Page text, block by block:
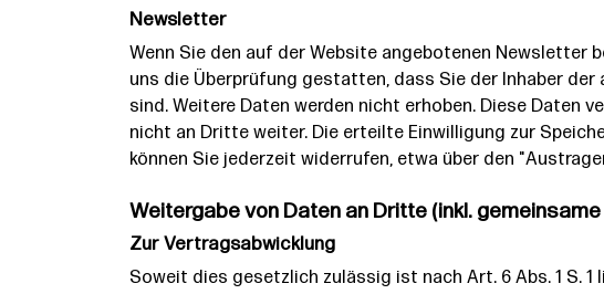
Newsletter
Wenn Sie den auf der Website angebotenen Newsletter
uns die Überprüfung gestatten, dass Sie der Inhaber
sind. Weitere Daten werden nicht erhoben. Diese Daten
nicht an Dritte weiter. Die erteilte Einwilligung zur
können Sie jederzeit widerrufen, etwa über den
Weitergabe von Daten an Dritte (inkl.
Zur Vertragsabwicklung
Soweit dies gesetzlich zulässig ist nach Art. 6 Abs. 1 S.